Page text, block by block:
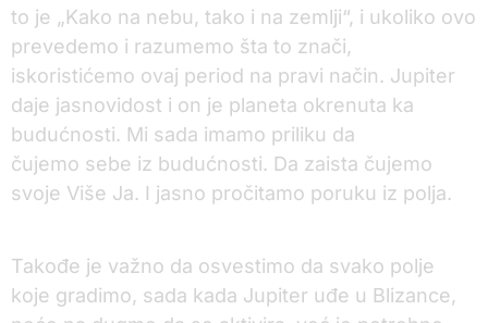
to je „Kako na nebu, tako i na zemlji“, i ukoliko ovo
prevedemo i razumemo šta to znači,
iskoristićemo ovaj period na pravi način. Jupiter
daje jasnovidost i on je planeta okrenuta ka
budućnosti. Mi sada imamo priliku da
čujemo sebe iz budućnosti. Da zaista čujemo
svoje Više Ja. I jasno pročitamo poruku iz polja.
Takođe je važno da osvestimo da svako polje
koje gradimo, sada kada Jupiter uđe u Blizance,